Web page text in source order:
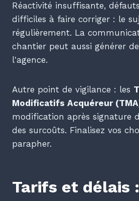
Réactivité insuffisante,
difficiles à faire corriger : le
régulièrement. La
chantier peut aussi générer
l'agence.
Autre point de vigilance : les
Modificatifs Acquéreur
modification après signature
des surcoûts. Finalisez vos
parapher.
Tarifs et délais